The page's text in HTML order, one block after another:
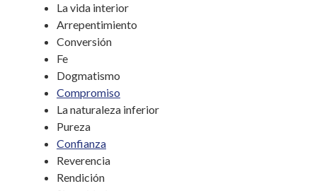
La vida interior
Arrepentimiento
Conversión
Fe
Dogmatismo
Compromiso
La naturaleza inferior
Pureza
Confianza
Reverencia
Rendición